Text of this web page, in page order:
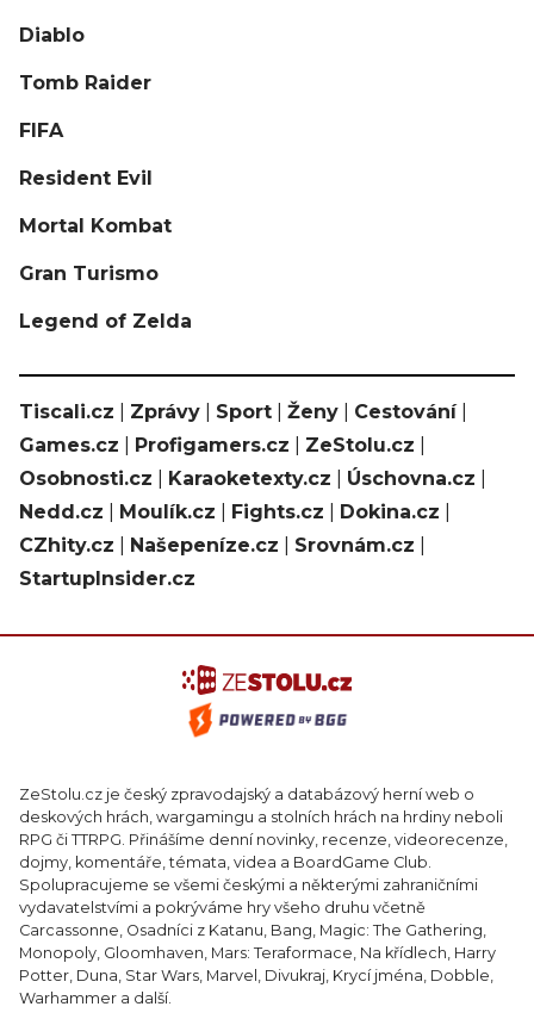
Diablo
Tomb Raider
FIFA
Resident Evil
Mortal Kombat
Gran Turismo
Legend of Zelda
Tiscali.cz Zprávy Sport Ženy Cestování|
Games.cz
Profigamers.cz ZeStolu.cz
Osobnosti.cz
Karaoketexty.cz Úschovna.cz
Nedd.cz
Moulík.cz Fights.cz Dokina.cz
CZhity.cz
Našepeníze.cz Srovnám.cz
StartupInsider.cz
ZeStolu.cz je český zpravodajský a databázový herní web o
deskových hrách, wargamingu a stolních hrách na hrdiny neboli
RPG či TTRPG. Přinášíme denní novinky, recenze, videorecenze,
dojmy, komentáře, témata, videa a BoardGame Club.
Spolupracujeme se všemi českými a některými zahraničními
vydavatelstvími a pokrýváme hry všeho druhu včetně
Carcassonne, Osadníci z Katanu, Bang, Magic: The Gathering,
Monopoly, Gloomhaven, Mars: Teraformace, Na křídlech, Harry
Potter, Duna, Star Wars, Marvel, Divukraj, Krycí jména, Dobble,
Warhammer a další.